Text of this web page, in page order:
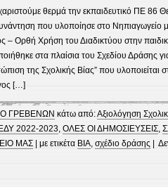
θερμά την εκπαιδευτικό ΠΕ 86
που υλοποίησε στο Νηπιαγωγείο
– Ορθή Χρήση του Διαδικτύου στην
στα πλαίσια του Σχεδίου Δράσης
της Σχολικής Βίας” που υλοποιείται
[…]
ΓΡΕΒΕΝΩΝ κάτω από:Αξιολόγηση
2022-2023, ΟΛΕΣ ΟΙ ΔΗΜΟΣΙΕΥΣΕΙΣ,
ΜΑΣ| με ετικέτα ΒΙΑ, σχέδιο δράσης |